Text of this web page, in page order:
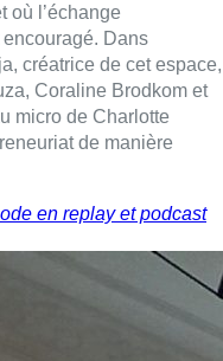
où l’échange
Dans
créatrice de cet espace,
Coraline Brodkom et
micro de Charlotte
de manière
en replay et podcast